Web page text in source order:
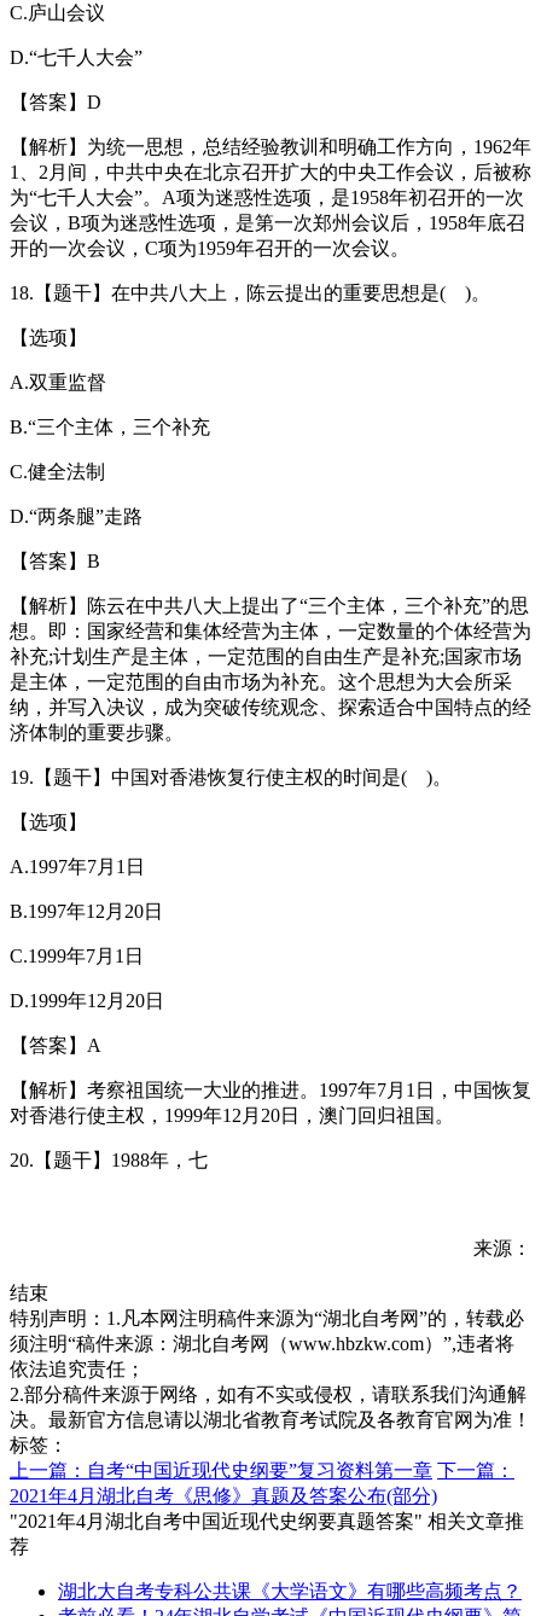
C.庐山会议
D.“七千人大会”
【答案】D
【解析】为统一思想，总结经验教训和明确工作方向，1962年
1、2月间，中共中央在北京召开扩大的中央工作会议，后被称
为“七千人大会”。A项为迷惑性选项，是1958年初召开的一次
会议，B项为迷惑性选项，是第一次郑州会议后，1958年底召
开的一次会议，C项为1959年召开的一次会议。
18.【题干】在中共八大上，陈云提出的重要思想是( )。
【选项】
A.双重监督
B.“三个主体，三个补充
C.健全法制
D.“两条腿”走路
【答案】B
【解析】陈云在中共八大上提出了“三个主体，三个补充”的思
想。即：国家经营和集体经营为主体，一定数量的个体经营为
补充;计划生产是主体，一定范围的自由生产是补充;国家市场
是主体，一定范围的自由市场为补充。这个思想为大会所采
纳，并写入决议，成为突破传统观念、探索适合中国特点的经
济体制的重要步骤。
19.【题干】中国对香港恢复行使主权的时间是( )。
【选项】
A.1997年7月1日
B.1997年12月20日
C.1999年7月1日
D.1999年12月20日
【答案】A
【解析】考察祖国统一大业的推进。1997年7月1日，中国恢复
对香港行使主权，1999年12月20日，澳门回归祖国。
20.【题干】1988年，七
来源：
结束
特别声明：1.凡本网注明稿件来源为“湖北自考网”的，转载必
须注明“稿件来源：湖北自考网（www.hbzkw.com）”,违者将
依法追究责任；
2.部分稿件来源于网络，如有不实或侵权，请联系我们沟通解
决。最新官方信息请以湖北省教育考试院及各教育官网为准！
标签：
上一篇：自考“中国近现代史纲要”复习资料第一章 下一篇：
2021年4月湖北自考《思修》真题及答案公布(部分)
"2021年4月湖北自考中国近现代史纲要真题答案" 相关文章推
荐
湖北大自考专科公共课《大学语文》有哪些高频考点？